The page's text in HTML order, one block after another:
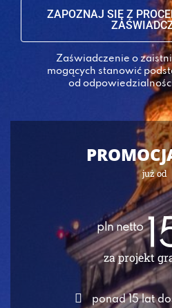
ZAPOZNAJ SIĘ Z
Zaświadczenie o
mogących stanowić
od
już od
pln netto
za projekt
ponad 15 lat